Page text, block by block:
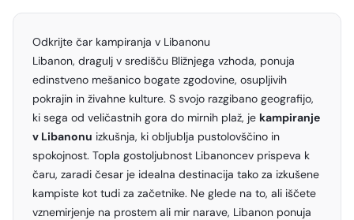
Odkrijte čar kampiranja v Libanonu
Libanon, dragulj v središču Bližnjega vzhoda, ponuja
edinstveno mešanico bogate zgodovine, osupljivih
pokrajin in živahne kulture. S svojo razgibano geografijo,
ki sega od veličastnih gora do mirnih plaž, je kampiranje
v Libanonu izkušnja, ki obljublja pustolovščino in
spokojnost. Topla gostoljubnost Libanoncev prispeva k
čaru, zaradi česar je idealna destinacija tako za izkušene
kampiste kot tudi za začetnike. Ne glede na to, ali iščete
vznemirjenje na prostem ali mir narave, Libanon ponuja